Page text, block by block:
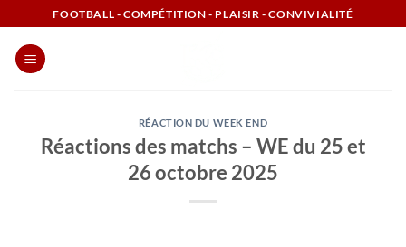
au
contenu
FOOTBALL - COMPÉTITION - PLAISIR - CONVIVIALITÉ
RÉACTION DU WEEK END
Réactions des matchs – WE du 25 et
26 octobre 2025